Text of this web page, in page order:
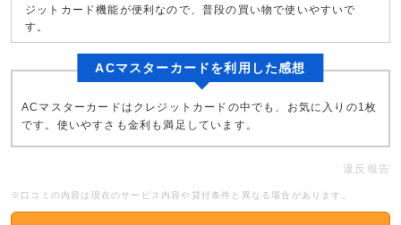
ジットカード機能が便利なので、普段の買い物で使いやすいで
す。
ACマスターカードを利用した感想
ACマスターカードはクレジットカードの中でも、お気に入りの1枚
です。使いやすさも金利も満足しています。
違反報告
※口コミの内容は現在のサービス内容や貸付条件と異なる場合があります。